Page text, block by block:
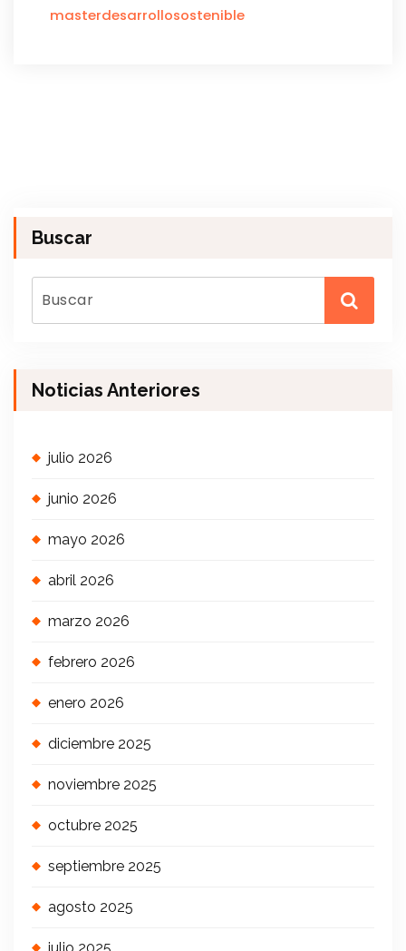
masterdesarrollosostenible
Buscar
Noticias Anteriores
julio 2026
junio 2026
mayo 2026
abril 2026
marzo 2026
febrero 2026
enero 2026
diciembre 2025
noviembre 2025
octubre 2025
septiembre 2025
agosto 2025
julio 2025